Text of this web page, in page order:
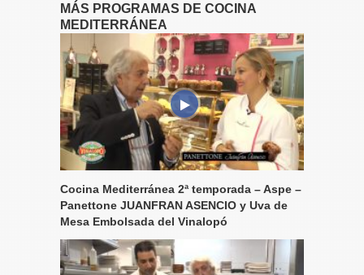
MÁS PROGRAMAS DE COCINA
MEDITERRÁNEA
Cocina Mediterránea 2ª temporada – Aspe –
Panettone JUANFRAN ASENCIO y Uva de
Mesa Embolsada del Vinalopó